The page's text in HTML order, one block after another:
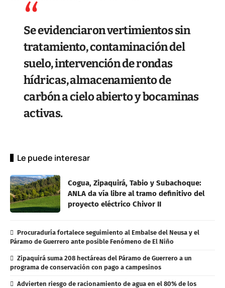
Se evidenciaron vertimientos sin
tratamiento, contaminación del
suelo, intervención de rondas
hídricas, almacenamiento de
carbón a cielo abierto y bocaminas
activas.
Le puede interesar
Cogua, Zipaquirá, Tabio y Subachoque:
ANLA da vía libre al tramo definitivo del
proyecto eléctrico Chivor II
Procuraduría fortalece seguimiento al Embalse del Neusa y el
Páramo de Guerrero ante posible Fenómeno de El Niño
Zipaquirá suma 208 hectáreas del Páramo de Guerrero a un
programa de conservación con pago a campesinos
Advierten riesgo de racionamiento de agua en el 80% de los